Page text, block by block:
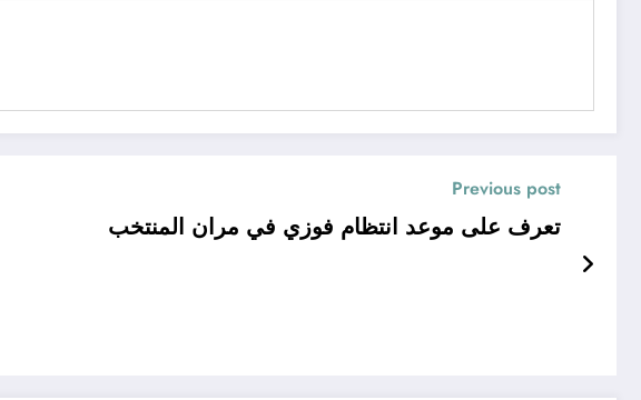
Previous post
تعرف على موعد انتظام فوزي في مران المنتخب